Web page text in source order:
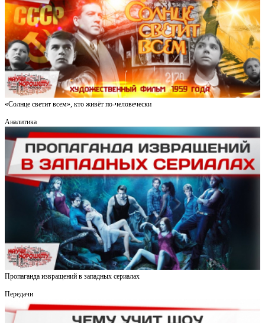
«Солнце светит всем», кто живёт по-человечески
Аналитика
Пропаганда извращений в западных сериалах
Передачи